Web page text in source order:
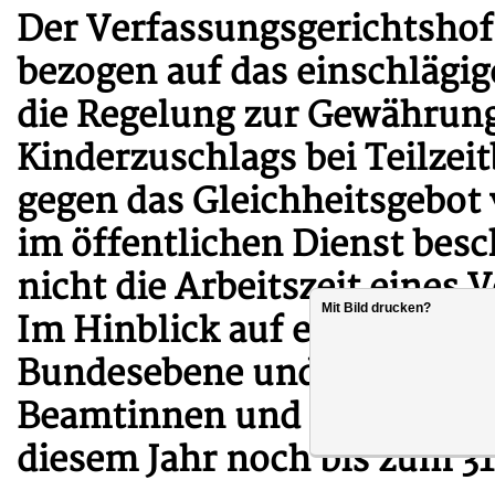
Der
bezogen auf das
die Regelung zur
Kinderzuschlags bei
gegen das
im öffentlichen Dienst
nicht die Arbeitszeit eines
Im Hinblick auf eine
Bundesebene und
Beamtinnen und Beamte
diesem Jahr noch bis zum
Mit Bild drucken?